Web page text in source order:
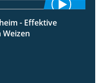
4:20
- Effektive